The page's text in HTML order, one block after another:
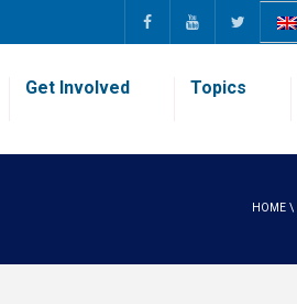
Get Involved Topics
HOME \